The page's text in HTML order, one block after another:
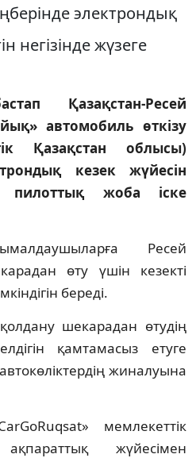
электрондық
негізінде жүзеге
Қазақстан-Ресей
автомобиль өткізу
Қазақстан облысы)
кезек жүйесін
пилоттық жоба іске
Ресей
өту үшін кезекті
береді.
шекарадан өтудің
қамтамасыз етуге
жиналуына
мемлекеттік
жүйесімен